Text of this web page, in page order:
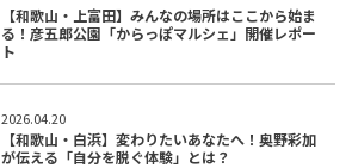
【和歌山・上富田】みんなの場所はここから始ま
る！彦五郎公園「からっぽマルシェ」開催レポー
ト
2026.04.20
【和歌山・白浜】変わりたいあなたへ！奥野彩加
が伝える「自分を脱ぐ体験」とは？